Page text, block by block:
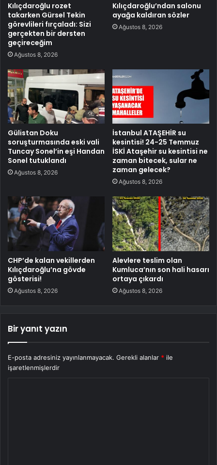
Kılıçdaroğlu rozet
takarken Gürsel Tekin
görevlileri fırçaladı: Sizi
gerçekten bir dersten
geçireceğim
Ağustos 8, 2026
Kılıçdaroğlu’ndan salonu
ayağa kaldıran sözler
Ağustos 8, 2026
Gülistan Doku
soruşturmasında eski vali
Tuncay Sonel’in eşi Handan
Sonel tutuklandı
Ağustos 8, 2026
İstanbul ATAŞEHİR su
kesintisi! 24-25 Temmuz
İSKİ Ataşehir su kesintisi ne
zaman bitecek, sular ne
zaman gelecek?
Ağustos 8, 2026
CHP’de kalan vekillerden
Kılıçdaroğlu’na gövde
gösterisi!
Ağustos 8, 2026
Alevlere teslim olan
Kumluca’nın son hali hasarı
ortaya çıkardı
Ağustos 8, 2026
Bir yanıt yazın
E-posta adresiniz yayınlanmayacak. Gerekli alanlar * ile
işaretlenmişlerdir